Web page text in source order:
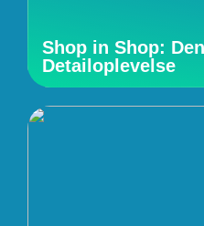
Shop in Shop:
Detailoplevelse